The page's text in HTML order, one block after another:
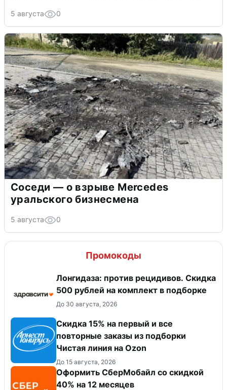
5 августа 0
Соседи — о взрыве Mercedes
уральского бизнесмена
5 августа 0
Промокоды
Лонгидаза: против рецидивов. Скидка
500 рублей на комплект в подборке
До 30 августа, 2026
Скидка 15% на первый и все
повторные заказы из подборки
Чистая линия на Ozon
До 15 августа, 2026
Оформить СберМобайл со скидкой
40% на 12 месяцев